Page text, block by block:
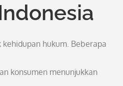
hukum. Beberapa
konsumen menunjukkan